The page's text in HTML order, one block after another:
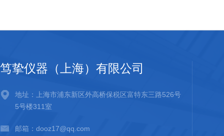
笃挚仪器（上海）有限公司
地址：上海市浦东新区外高桥保税区富特东三路526号
5号楼311室
邮箱：dooz17@qq.com